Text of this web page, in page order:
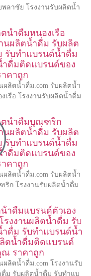
ลาชัย โรงงานรับผลิตน้ำ
น้ำดื่มหนองเรือ
นผลิตน้ำดื่ม รับผลิต
รับทำแบรนด์น้ำดื่ม
ำดื่มติดแบรนด์ของ
คาถูก
ผลิตน้ำดื่ม.com รับผลิตน้ำ
เรือ โรงงานรับผลิตน้ำดื่ม
ตน้ำดื่มบุณฑริก
นผลิตน้ำดื่ม รับผลิต
รับทำแบรนด์น้ำดื่ม
ำดื่มติดแบรนด์ของ
คาถูก
ผลิตน้ำดื่ม.com รับผลิตน้ำ
ริก โรงงานรับผลิตน้ำดื่ม
าดื่มแบรนด์ตัวเอง
รงงานผลิตน้ำดื่ม รับ
ำดื่ม รับทำแบรนด์น้ำ
ตน้ำดื่มติดแบรนด์
ณ ราคาถูก
ผลิตน้ำดื่ม.com โรงงานรับ
ดื่ม รับผลิตน้ำดื่ม รับทำแบ